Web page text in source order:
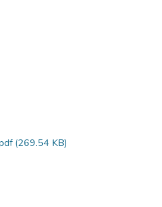
(269.54 KB)